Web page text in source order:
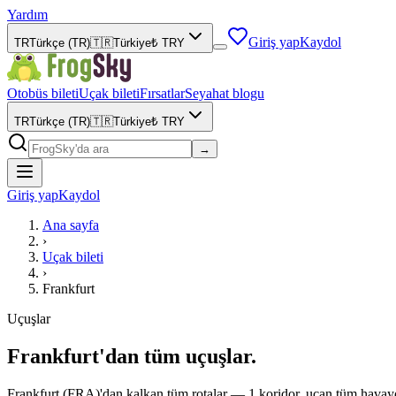
Yardım
TRTürkçe (TR)🇹🇷Türkiye₺ TRY Giriş yapKaydol
Otobüs biletiUçak biletiFırsatlarSeyahat blogu
TRTürkçe (TR)🇹🇷Türkiye₺ TRY
→
Giriş yapKaydol
Ana sayfa
›
Uçak bileti
›
Frankfurt
Uçuşlar
Frankfurt'dan tüm uçuşlar.